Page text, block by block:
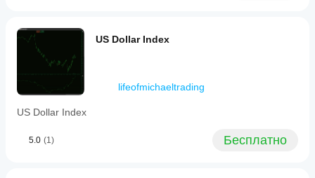
(BTCUSD),
indices
(NAS100),
commodities
(XAUUSD),
and
stocks.
aims
provide
US Dollar Index
lifeofmichaeltrading
US Dollar Index
5.0 (1) Бесплатно